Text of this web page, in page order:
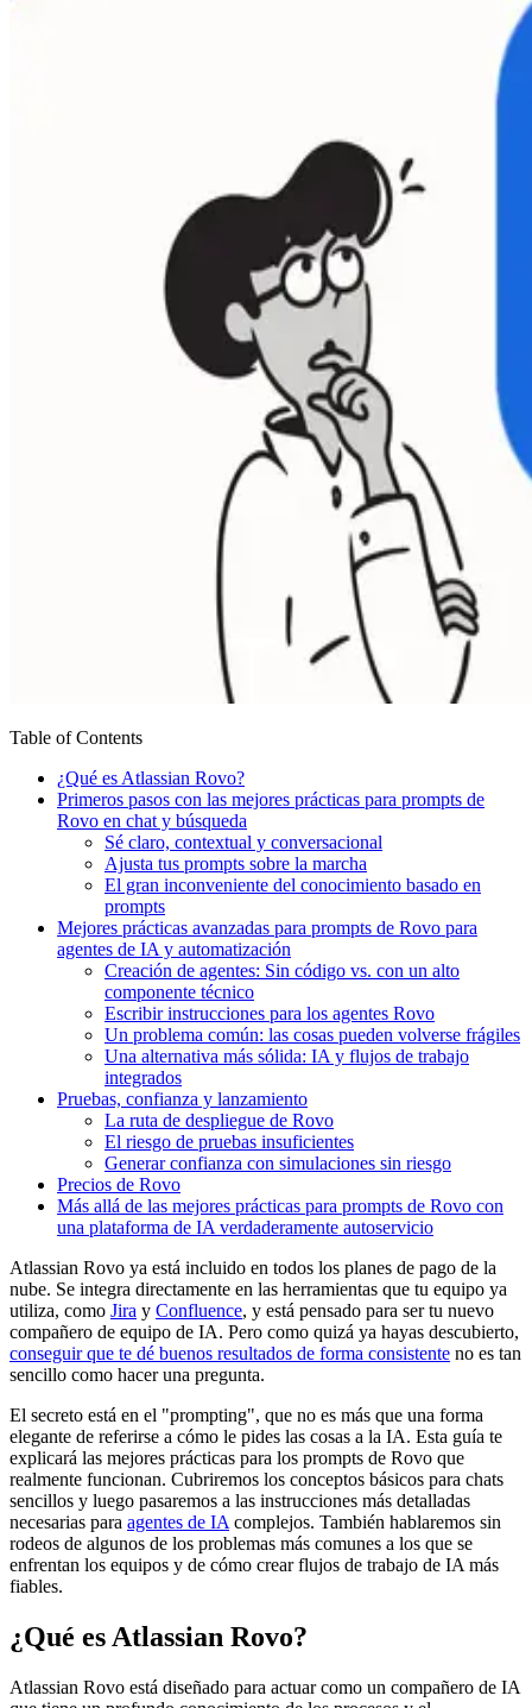
Table of Contents
¿Qué es Atlassian Rovo?
Primeros pasos con las mejores prácticas para prompts de
Rovo en chat y búsqueda
Sé claro, contextual y conversacional
Ajusta tus prompts sobre la marcha
El gran inconveniente del conocimiento basado en
prompts
Mejores prácticas avanzadas para prompts de Rovo para
agentes de IA y automatización
Creación de agentes: Sin código vs. con un alto
componente técnico
Escribir instrucciones para los agentes Rovo
Un problema común: las cosas pueden volverse frágiles
Una alternativa más sólida: IA y flujos de trabajo
integrados
Pruebas, confianza y lanzamiento
La ruta de despliegue de Rovo
El riesgo de pruebas insuficientes
Generar confianza con simulaciones sin riesgo
Precios de Rovo
Más allá de las mejores prácticas para prompts de Rovo con
una plataforma de IA verdaderamente autoservicio
Atlassian Rovo ya está incluido en todos los planes de pago de la
nube. Se integra directamente en las herramientas que tu equipo ya
utiliza, como Jira y Confluence, y está pensado para ser tu nuevo
compañero de equipo de IA. Pero como quizá ya hayas descubierto,
conseguir que te dé buenos resultados de forma consistente no es tan
sencillo como hacer una pregunta.
El secreto está en el "prompting", que no es más que una forma
elegante de referirse a cómo le pides las cosas a la IA. Esta guía te
explicará las mejores prácticas para los prompts de Rovo que
realmente funcionan. Cubriremos los conceptos básicos para chats
sencillos y luego pasaremos a las instrucciones más detalladas
necesarias para agentes de IA complejos. También hablaremos sin
rodeos de algunos de los problemas más comunes a los que se
enfrentan los equipos y de cómo crear flujos de trabajo de IA más
fiables.
¿Qué es Atlassian Rovo?
Atlassian Rovo está diseñado para actuar como un compañero de IA